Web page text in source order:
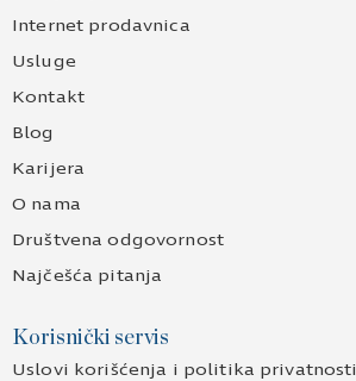
Internet prodavnica
Usluge
Kontakt
Blog
Karijera
O nama
Društvena odgovornost
Najčešća pitanja
Korisnički servis
Uslovi korišćenja i politika privatnosti